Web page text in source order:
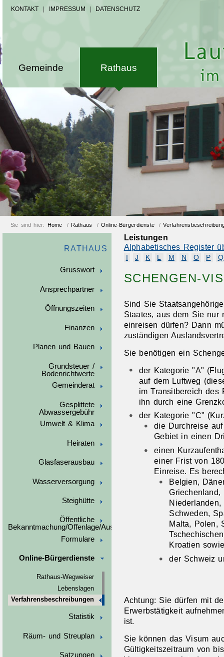
KONTAKT IMPRESSUM DATENSCHUTZ
Gemeinde Rathaus
Sie sind hier: Home / Rathaus / Online-Bürgerdienste /
RATHAUS
Grusswort
Ansprechpartner
Öffnungszeiten
Finanzen
Planen und Bauen
Grundsteuer /
Bodenrichtwerte
Gemeinderat
Gesplittete
Abwassergebühr
Umwelt & Klima
Heiraten
Glasfaserausbau
Wasserversorgung
Steighütte
Öffentliche
Bekanntmachung/Offenlage/Ausschreibungen
Formulare
Online-Bürgerdienste
Rathaus-Wegweiser
Lebenslagen
Verfahrensbeschreibungen
Statistik
Räum- und Streuplan
Satzungen
Leistungen
Alphabetisches Register
J K L M N O P Q
SCHENGEN-
Sind Sie
Staates, aus dem Sie nur
einreisen dürfen? Dann
zuständigen
Sie benötigen ein
der Kategorie "A"
auf dem Luftweg
im Transitbereich des
ihn durch eine
der Kategorie "C"
die Durchreise
Gebiet in einen
einen
einer Frist von
Einreise. Es
Belgien,
Griechenland,
Niederlanden,
Schweden,
Malta, Polen,
Kroatien
der Schweiz
Achtung: Sie dürfen mit
Erwerbstätigkeit
ist.
Sie können das Visum
Gültigkeitszeitraum von